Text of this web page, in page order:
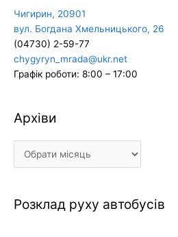
Чигирин, 20901
вул. Богдана Хмельницького, 26
(04730) 2-59-77
chygyryn_mrada@ukr.net
Графік роботи: 8:00 – 17:00
Архіви
Архіви
Розклад руху автобусів